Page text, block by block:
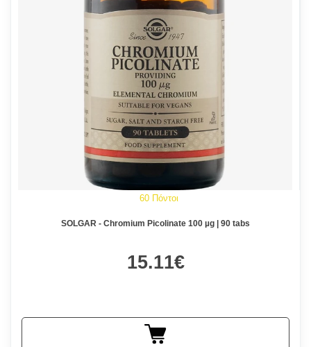
60 Πόντοι
SOLGAR - Chromium Picolinate 100 µg | 90 tabs
15.11€